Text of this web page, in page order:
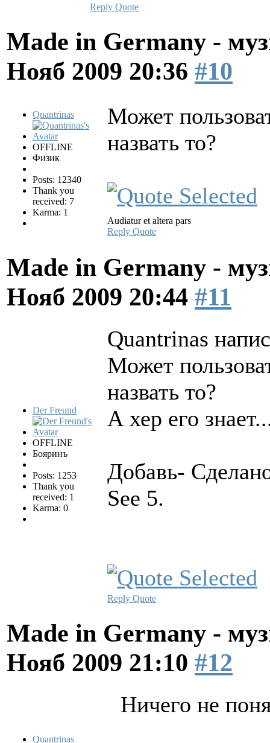
Reply Quote
Made in Germany -
Нояб 2009 20:36 #10
Quantrinas
OFFLINE
Физик
Posts: 12340
Thank you
received: 7
Karma: 1
Может
назвать то?
Audiatur et altera pars
Reply Quote
Made in Germany -
Нояб 2009 20:44 #11
Der Freund
OFFLINE
Бояринъ
Posts: 1253
Thank you
received: 1
Karma: 0
Quantrinas
Может
назвать то?
А хер его
Добавь-
See 5.
Reply Quote
Made in Germany -
Нояб 2009 21:10 #12
Quantrinas
Ничего не